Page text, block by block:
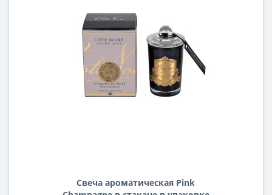
Свеча ароматическая Pink